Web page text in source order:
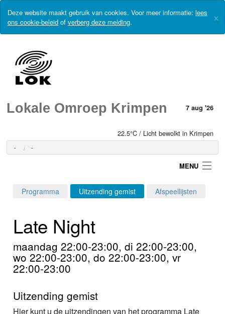
Deze website maakt gebruik van cookies. Voor meer informatie: lees
ons cookie-beleid of verberg deze melding. ×
Lokale Omroep Krimpen 7 aug '26
22.5°C / Licht bewolkt in Krimpen
- -
MENU
Home
Programma's
Nieuws
Foto's
Programma Uitzending gemist Afspeellijsten
Late Night
maandag 22:00-23:00, di 22:00-23:00,
wo 22:00-23:00, do 22:00-23:00, vr
22:00-23:00
Uitzending gemist
Hier kunt u de uitzendingen van het programma Late